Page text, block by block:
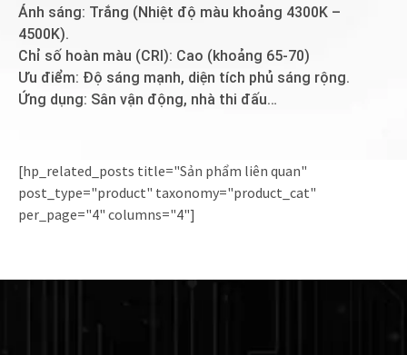
Ánh sáng: Trắng (Nhiệt độ màu khoảng 4300K –
4500K).
Chỉ số hoàn màu (CRI): Cao (khoảng 65-70)
Ưu điểm: Độ sáng mạnh, diện tích phủ sáng rộng.
Ứng dụng: Sân vận động, nhà thi đấu…
[hp_related_posts title="Sản phẩm liên quan"
post_type="product" taxonomy="product_cat"
per_page="4" columns="4"]